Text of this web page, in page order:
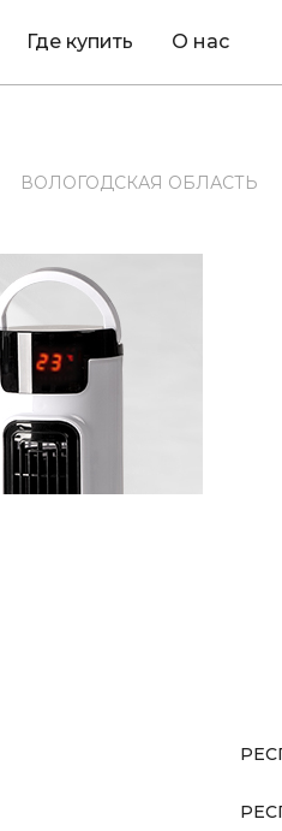
Где купить О нас
ВОЛОГОДСКАЯ ОБЛАСТЬ